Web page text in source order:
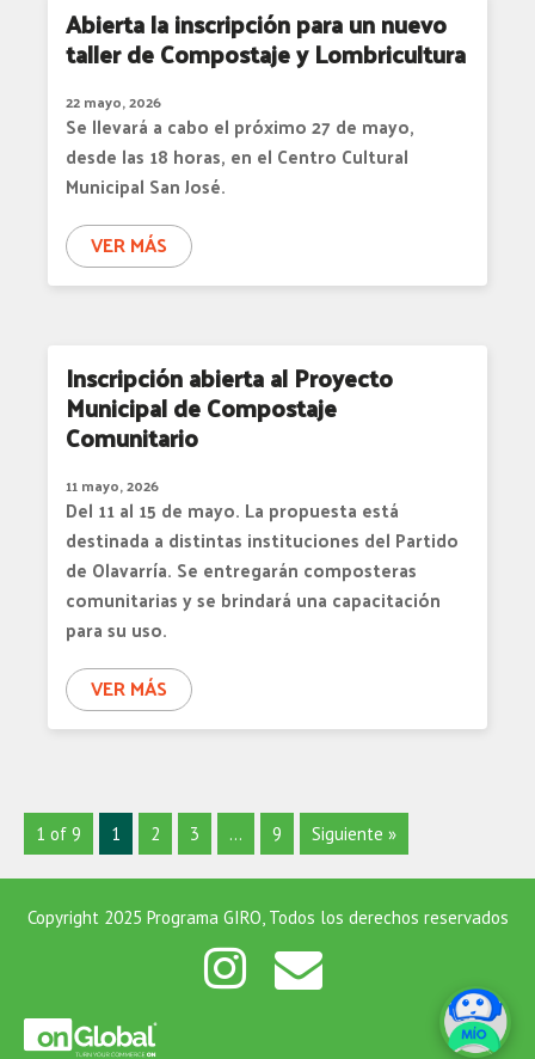
Abierta la inscripción para un nuevo
taller de Compostaje y Lombricultura
22 mayo, 2026
Se llevará a cabo el próximo 27 de mayo,
desde las 18 horas, en el Centro Cultural
Municipal San José.
VER MÁS
Inscripción abierta al Proyecto
Municipal de Compostaje
Comunitario
11 mayo, 2026
Del 11 al 15 de mayo. La propuesta está
destinada a distintas instituciones del Partido
de Olavarría. Se entregarán composteras
comunitarias y se brindará una capacitación
para su uso.
VER MÁS
1 of 9 1 2 3 … 9 Siguiente »
Copyright 2025 Programa GIRO, Todos los derechos reservados